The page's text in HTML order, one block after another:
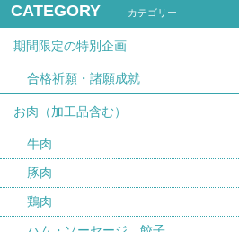
CATEGORY カテゴリー
期間限定の特別企画
合格祈願・諸願成就
お肉（加工品含む）
牛肉
豚肉
鶏肉